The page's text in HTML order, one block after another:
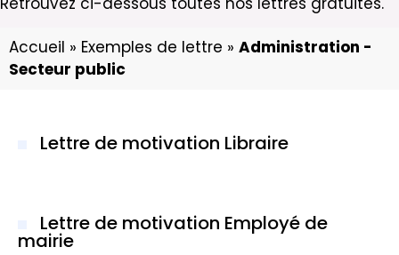
Accueil » Exemples de lettre » Administration -
Secteur public
Lettre de motivation Libraire
Lettre de motivation Employé de
mairie